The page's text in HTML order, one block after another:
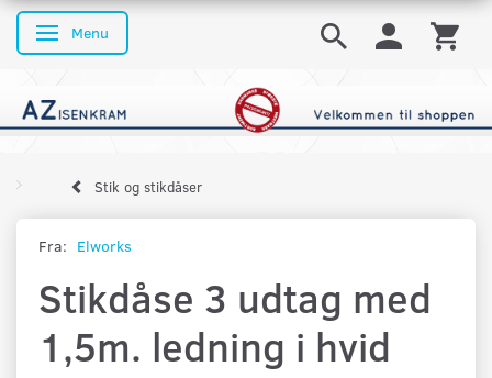
Skifte navigation
Menu
Stik og stikdåser
Fra: Elworks
Stikdåse 3 udtag med
1,5m. ledning i hvid